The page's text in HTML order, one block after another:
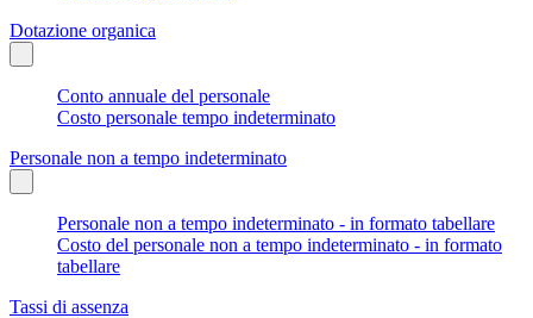
Dotazione organica
Conto annuale del personale
Costo personale tempo indeterminato
Personale non a tempo indeterminato
Personale non a tempo indeterminato - in formato tabellare
Costo del personale non a tempo indeterminato - in formato
tabellare
Tassi di assenza